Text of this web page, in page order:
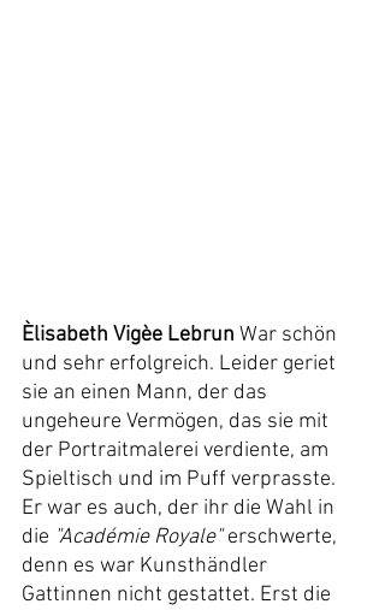
Èlisabeth Vigèe Lebrun War schön
und sehr erfolgreich. Leider geriet
sie an einen Mann, der das
ungeheure Vermögen, das sie mit
der Portraitmalerei verdiente, am
Spieltisch und im Puff verprasste.
Er war es auch, der ihr die Wahl in
die "Académie Royale" erschwerte,
denn es war Kunsthändler
Gattinnen nicht gestattet. Erst die